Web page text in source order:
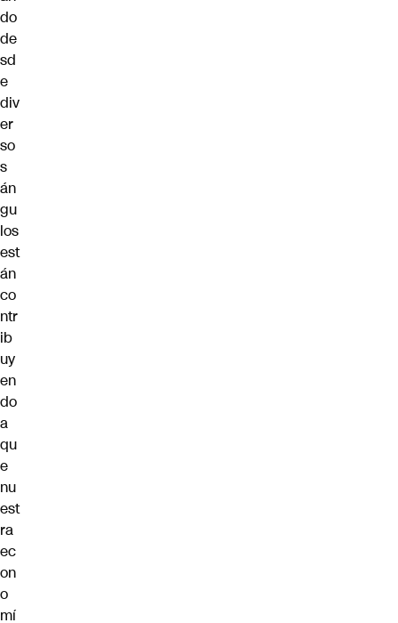
do
de
sd
e
div
er
so
s
án
gu
los
est
án
co
ntr
ib
uy
en
do
a
qu
e
nu
est
ra
ec
on
o
mí